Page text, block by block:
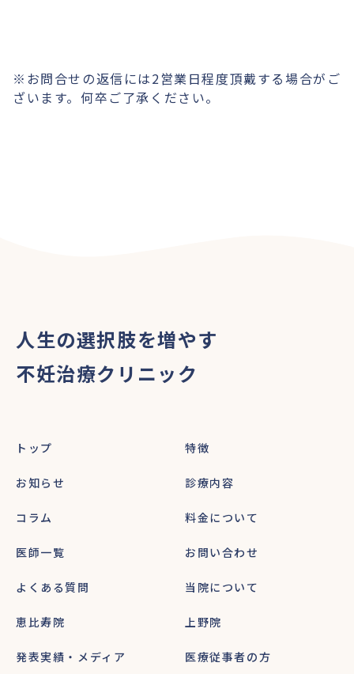
※お問合せの返信には2営業日程度頂戴する場合がご
ざいます。何卒ご了承ください。
人生の選択肢を増やす
不妊治療クリニック
トップ 特徴
お知らせ 診療内容
コラム 料金について
医師一覧 お問い合わせ
よくある質問 当院について
恵比寿院 上野院
発表実績・メディア 医療従事者の方